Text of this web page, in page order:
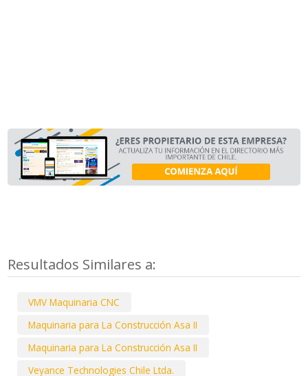
Resultados Similares a:
VMV Maquinaria CNC
Maquinaria para La Construcción Asa II
Maquinaria para La Construcción Asa II
Veyance Technologies Chile Ltda.